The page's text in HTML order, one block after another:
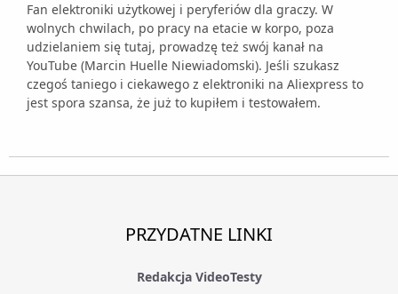
Fan elektroniki użytkowej i peryferiów dla graczy. W
wolnych chwilach, po pracy na etacie w korpo, poza
udzielaniem się tutaj, prowadzę też swój kanał na
YouTube (Marcin Huelle Niewiadomski). Jeśli szukasz
czegoś taniego i ciekawego z elektroniki na Aliexpress to
jest spora szansa, że już to kupiłem i testowałem.
PRZYDATNE LINKI
Redakcja VideoTesty